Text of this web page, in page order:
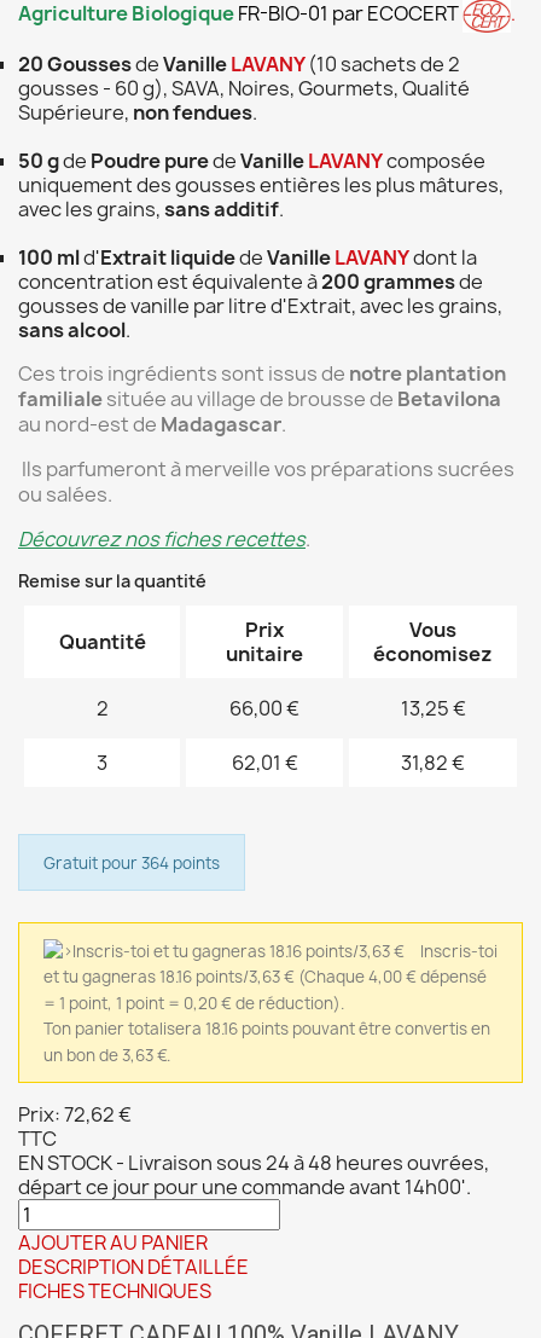
Agriculture BiologiqueFR-BIO-01 par ECOCERT .
20 GoussesdeVanilleLAVANY (10 sachets de 2
gousses - 60 g), SAVA, Noires, Gourmets, Qualité
Supérieure, non fendues.
50 gde Poudre puredeVanilleLAVANYcomposée
uniquement des gousses entières les plus mâtures,
avec les grains,sans additif.
100 mld'ExtraitliquidedeVanilleLAVANYdont la
concentration est équivalente à200 grammesde
gousses de vanille par litre d'Extrait, avec les grains,
sans alcool.
Ces trois ingrédients sont issus de notre plantation
familialesituée au village de brousse de Betavilona
au nord-est de Madagascar.
Ils parfumeront à merveille vos préparations sucrées
ou salées.
Découvrez nos fiches recettes.
Remise sur la quantité
Quantité
Prix
unitaire
Vous
économisez
2 66,00 € 13,25 €
3 62,01 € 31,82 €
Gratuit pour 364 points
Inscris-toi
et tu gagneras 18.16 points/3,63 € (Chaque 4,00 € dépensé
= 1 point, 1 point = 0,20 € de réduction).
Ton panier totalisera 18.16 points pouvant être convertis en
un bon de 3,63 €.
Prix:72,62 €
TTC
EN STOCK - Livraison sous 24 à 48 heures ouvrées,
départ ce jour pour une commande avant 14h00'.
AJOUTER AU PANIER
DESCRIPTION DÉTAILLÉE
FICHES TECHNIQUES